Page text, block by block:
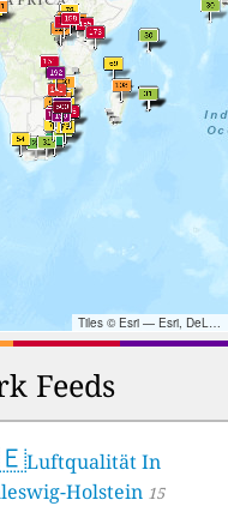
Tiles © Esri — Esri, DeLorme, NAVTEQ, TomTom, Intermap, iPC, USGS, FAO, NPS, NRCAN, GeoBase, Kadaster NL, Ordnance Survey, Esri Japan, METI, Esri China (Hong Kong), and the GIS User Community
Feeds
Luftqualität In
Holstein 15